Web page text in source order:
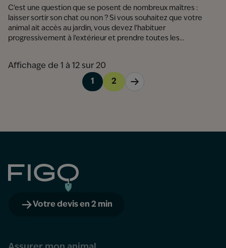
C'est une question que se posent de nombreux maîtres :
laisser sortir son chat ou non ? Si vous souhaitez que votre
animal ait accès au jardin, vous devez l'habituer
progressivement à l'extérieur et prendre toutes les
chat (et les autres) pour qu'il puisse s'épanouir en plein air.
Affichage de 1 à 12 sur 20
1
2
Figo
Votre devis en 2 min